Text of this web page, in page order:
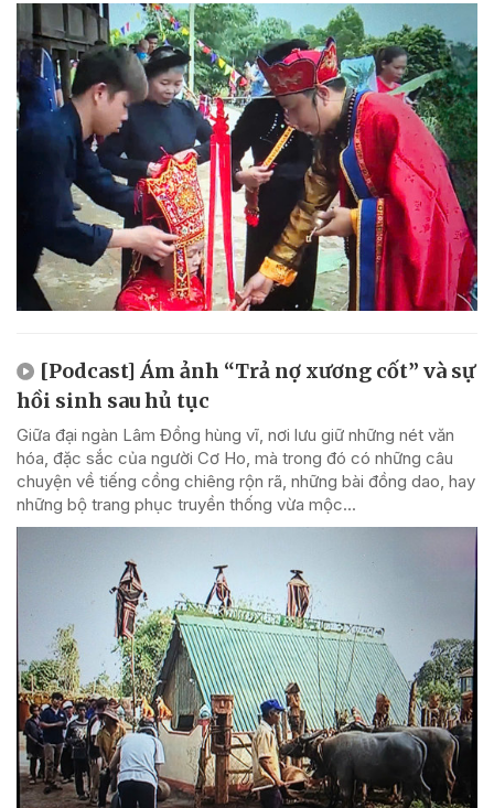
[Podcast] Ám ảnh “Trả nợ xương cốt” và sự
hồi sinh sau hủ tục
Giữa đại ngàn Lâm Đồng hùng vĩ, nơi lưu giữ những nét văn
hóa, đặc sắc của người Cơ Ho, mà trong đó có những câu
chuyện về tiếng cồng chiêng rộn rã, những bài đồng dao, hay
những bộ trang phục truyền thống vừa mộc...